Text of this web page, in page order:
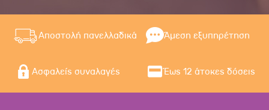
Αποστολή πανελλαδικά Άμεση εξυπηρέτηση
Ασφαλείς συναλαγές Έως 12 άτοκες δόσεις